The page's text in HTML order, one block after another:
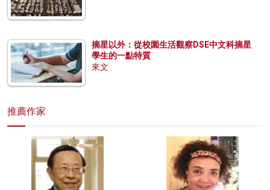
摘星以外：從校園生活觀察DSE中文科摘星
學生的一點特質
來文
推薦作家